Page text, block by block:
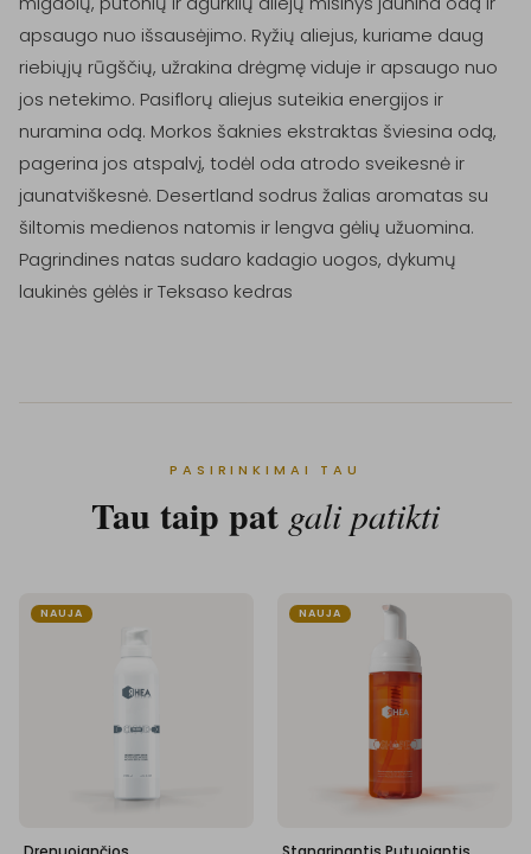
apsaugo nuo išsausėjimo. Ryžių aliejus, kuriame daug
riebiųjų rūgščių, užrakina drėgmę viduje ir apsaugo nuo
jos netekimo. Pasiflorų aliejus suteikia energijos ir
nuramina odą. Morkos šaknies ekstraktas šviesina odą,
pagerina jos atspalvį, todėl oda atrodo sveikesnė ir
jaunatviškesnė. Desertland sodrus žalias aromatas su
šiltomis medienos natomis ir lengva gėlių užuomina.
Pagrindines natas sudaro kadagio uogos, dykumų
laukinės gėlės ir Teksaso kedras
PASIRINKIMAI TAU
Tau taip pat gali patikti
NAUJA NAUJA